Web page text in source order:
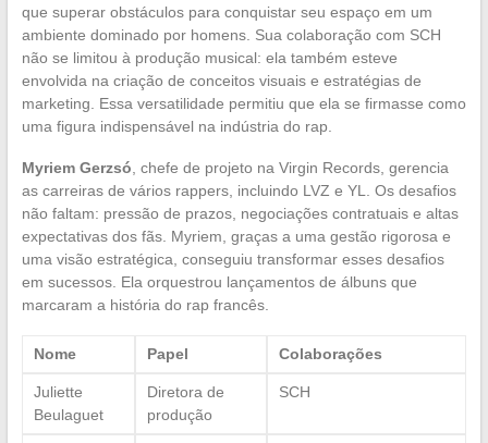
que superar obstáculos para conquistar seu espaço em um
ambiente dominado por homens. Sua colaboração com SCH
não se limitou à produção musical: ela também esteve
envolvida na criação de conceitos visuais e estratégias de
marketing. Essa versatilidade permitiu que ela se firmasse como
uma figura indispensável na indústria do rap.
Myriem Gerzsó, chefe de projeto na Virgin Records, gerencia
as carreiras de vários rappers, incluindo LVZ e YL. Os desafios
não faltam: pressão de prazos, negociações contratuais e altas
expectativas dos fãs. Myriem, graças a uma gestão rigorosa e
uma visão estratégica, conseguiu transformar esses desafios
em sucessos. Ela orquestrou lançamentos de álbuns que
marcaram a história do rap francês.
Nome Papel Colaborações
Juliette
Beulaguet
Diretora de
produção
SCH